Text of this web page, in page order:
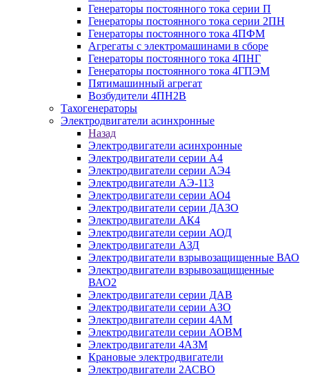
Генераторы постоянного тока серии П
Генераторы постоянного тока серии 2ПН
Генераторы постоянного тока 4ПФМ
Агрегаты с электромашинами в сборе
Генераторы постоянного тока 4ПНГ
Генераторы постоянного тока 4ГПЭМ
Пятимашинный агрегат
Возбудители 4ПН2В
Тахогенераторы
Электродвигатели асинхронные
Назад
Электродвигатели асинхронные
Электродвигатели серии А4
Электродвигатели серии АЭ4
Электродвигатели АЭ-113
Электродвигатели серии АО4
Электродвигатели серии ДАЗО
Электродвигатели АК4
Электродвигатели серии АОД
Электродвигатели АЗД
Электродвигатели взрывозащищенные ВАО
Электродвигатели взрывозащищенные
ВАО2
Электродвигатели серии ДАВ
Электродвигатели серии АЗО
Электродвигатели серии 4АМ
Электродвигатели серии АОВМ
Электродвигатели 4АЗМ
Крановые электродвигатели
Электродвигатели 2АСВО